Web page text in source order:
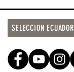
SELECCION ECUADOR